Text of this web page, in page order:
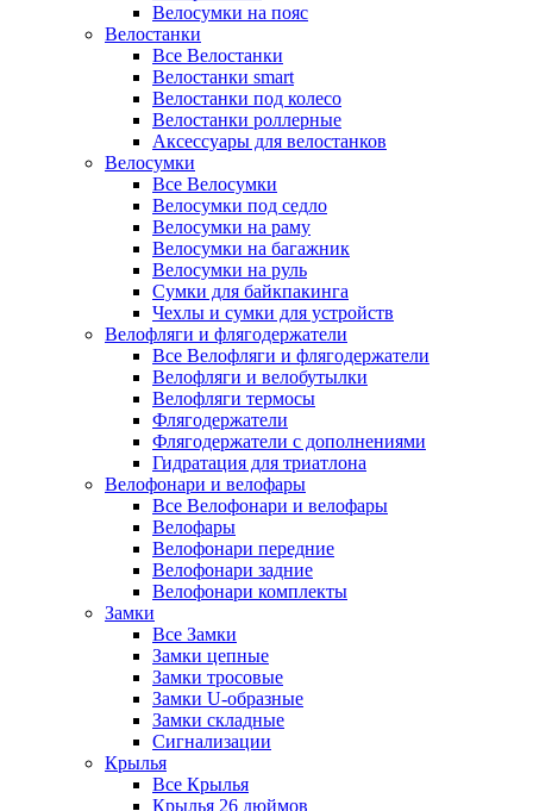
Велосумки на пояс
Велостанки
Все Велостанки
Велостанки smart
Велостанки под колесо
Велостанки роллерные
Аксессуары для велостанков
Велосумки
Все Велосумки
Велосумки под седло
Велосумки на раму
Велосумки на багажник
Велосумки на руль
Сумки для байкпакинга
Чехлы и сумки для устройств
Велофляги и флягодержатели
Все Велофляги и флягодержатели
Велофляги и велобутылки
Велофляги термосы
Флягодержатели
Флягодержатели с дополнениями
Гидратация для триатлона
Велофонари и велофары
Все Велофонари и велофары
Велофары
Велофонари передние
Велофонари задние
Велофонари комплекты
Замки
Все Замки
Замки цепные
Замки тросовые
Замки U-образные
Замки складные
Сигнализации
Крылья
Все Крылья
Крылья 26 дюймов